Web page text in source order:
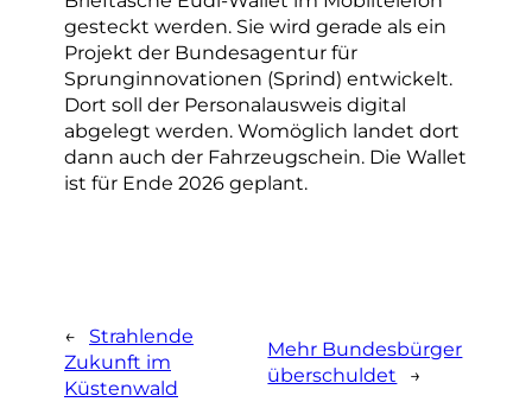
gesteckt werden. Sie wird gerade als ein
Projekt der Bundesagentur für
Sprunginnovationen (Sprind) entwickelt.
Dort soll der Personalausweis digital
abgelegt werden. Womöglich landet dort
dann auch der Fahrzeugschein. Die Wallet
ist für Ende 2026 geplant.
←
Strahlende
Zukunft im
Küstenwald
Mehr Bundesbürger
überschuldet
→